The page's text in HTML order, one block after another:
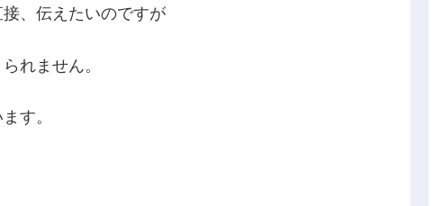
、伝えたいのですが
れません。
す。